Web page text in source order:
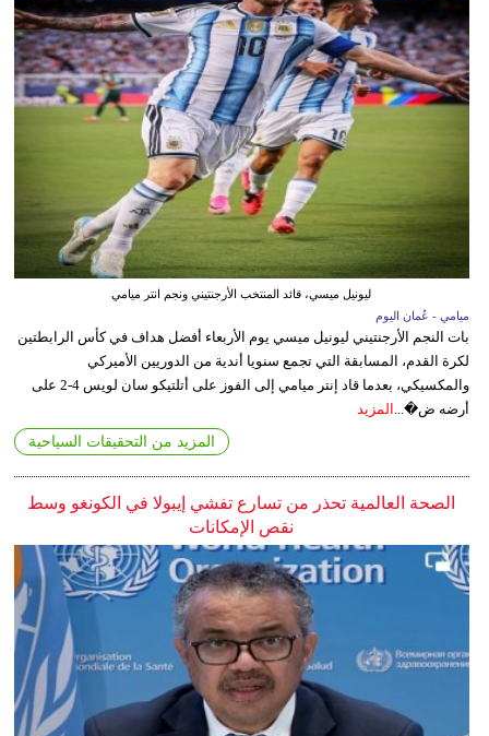
ليونيل ميسي، قائد المنتخب الأرجنتيني ونجم انتر ميامي
ميامي - عُمان اليوم
بات النجم الأرجنتيني ليونيل ميسي يوم الأربعاء أفضل هداف في كأس الرابطتين
لكرة القدم، المسابقة التي تجمع سنويا أندية من الدوريين الأميركي
والمكسيكي، بعدما قاد إنتر ميامي إلى الفوز على أتلتيكو سان لويس 4-2 على
أرضه ض�... المزيد
المزيد من التحقيقات السياحية
الصحة العالمية تحذر من تسارع تفشي إيبولا في الكونغو وسط
نقص الإمكانات